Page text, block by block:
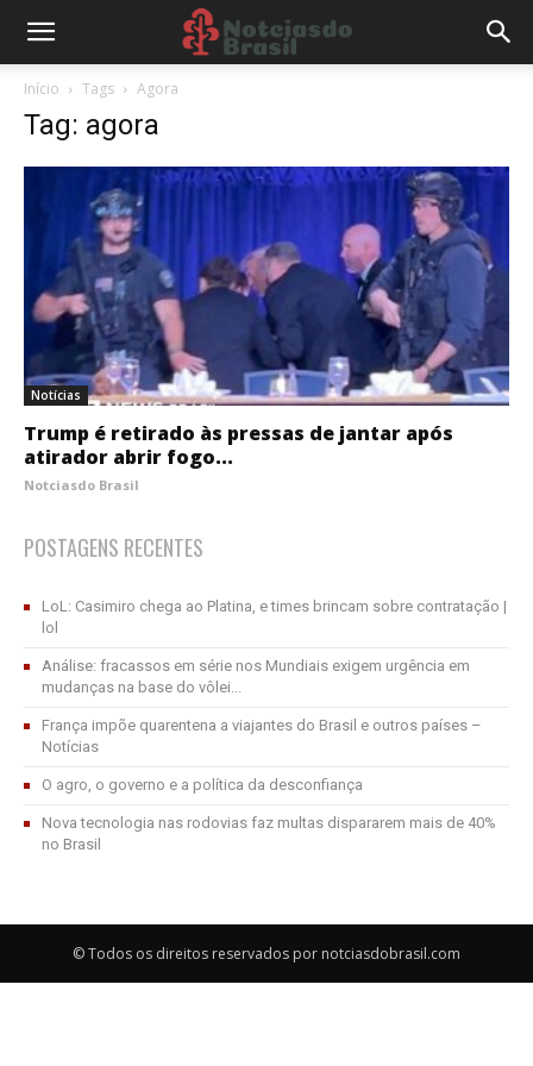
Início Tags Agora
Tag: agora
Notícias
Trump é retirado às pressas de jantar após
atirador abrir fogo...
Notciasdo Brasil
POSTAGENS RECENTES
LoL: Casimiro chega ao Platina, e times brincam sobre contratação |
lol
Análise: fracassos em série nos Mundiais exigem urgência em
mudanças na base do vôlei...
França impõe quarentena a viajantes do Brasil e outros países –
Notícias
O agro, o governo e a política da desconfiança
Nova tecnologia nas rodovias faz multas dispararem mais de 40%
no Brasil
© Todos os direitos reservados por notciasdobrasil.com